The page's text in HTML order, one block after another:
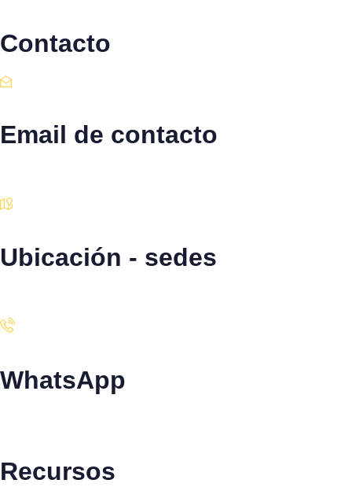
Contacto
Email de contacto
Ubicación - sedes
WhatsApp
Recursos